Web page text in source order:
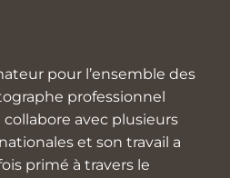
pour l’ensemble des
professionnel
avec plusieurs
et son travail a
primé à travers le